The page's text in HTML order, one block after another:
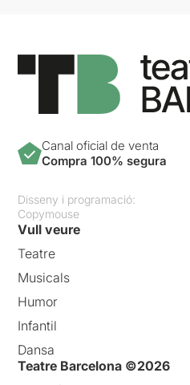
Canal oficial de venta
Compra 100% segura
Disseny i programació:
Copymouse
Vull veure
Teatre
Musicals
Humor
Infantil
Dansa
Teatre Barcelona ©2026